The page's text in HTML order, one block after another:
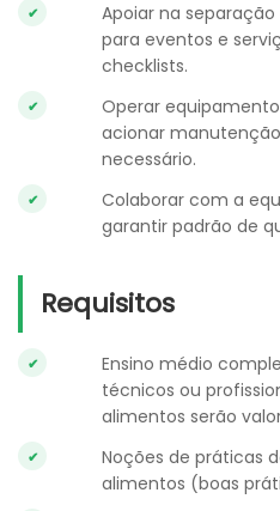
Apoiar na
para eventos e
checklists.
Operar
acionar
necessário.
Colaborar com a
garantir padrão de
Requisitos
Ensino médio
técnicos ou
alimentos serão
Noções de práticas
alimentos (boas